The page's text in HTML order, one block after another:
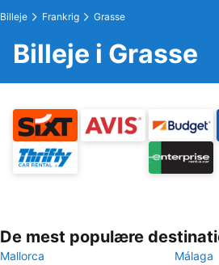
Billeje Frankrig Grasse
Billeje i Grasse
De mest populære
Mallorca
Málaga